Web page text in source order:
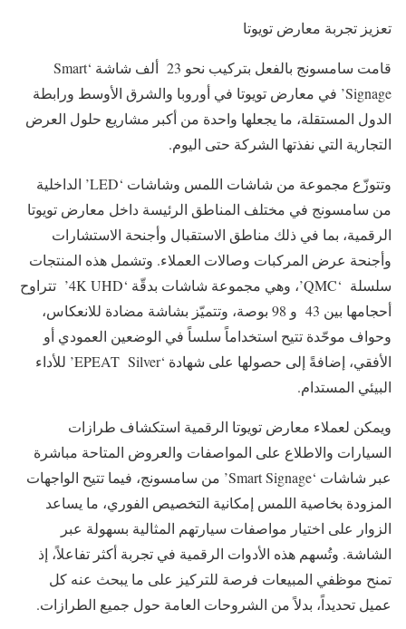
تعزيز تجربة معارض تويوتا
قامت سامسونج بالفعل بتركيب نحو 23 ألف شاشة ‘Smart
Signage’ في معارض تويوتا في أوروبا والشرق الأوسط ورابطة
الدول المستقلة، ما يجعلها واحدة من أكبر مشاريع حلول العرض
التجارية التي نفذتها الشركة حتى اليوم.
وتتوزّع مجموعة من شاشات اللمس وشاشات ‘LED’ الداخلية
من سامسونج في مختلف المناطق الرئيسة داخل معارض تويوتا
الرقمية، بما في ذلك مناطق الاستقبال وأجنحة الاستشارات
وأجنحة عرض المركبات وصالات العملاء. وتشمل هذه المنتجات
سلسلة ‘QMC’، وهي مجموعة شاشات بدقّة ‘4K UHD’ تتراوح
أحجامها بين 43 و 98 بوصة، وتتميّز بشاشة مضادة للانعكاس،
وحواف موحّدة تتيح استخداماً سلساً في الوضعين العمودي أو
الأفقي، إضافةً إلى حصولها على شهادة ‘EPEAT Silver’ للأداء
البيئي المستدام.
ويمكن لعملاء معارض تويوتا الرقمية استكشاف طرازات
السيارات والاطلاع على المواصفات والعروض المتاحة مباشرة
عبر شاشات ‘Smart Signage’ من سامسونج، فيما تتيح الواجهات
المزودة بخاصية اللمس إمكانية التخصيص الفوري، ما يساعد
الزوار على اختيار مواصفات سيارتهم المثالية بسهولة عبر
الشاشة. وتُسهم هذه الأدوات الرقمية في تجربة أكثر تفاعلاً، إذ
تمنح موظفي المبيعات فرصة للتركيز على ما يبحث عنه كل
عميل تحديداً، بدلاً من الشروحات العامة حول جميع الطرازات.